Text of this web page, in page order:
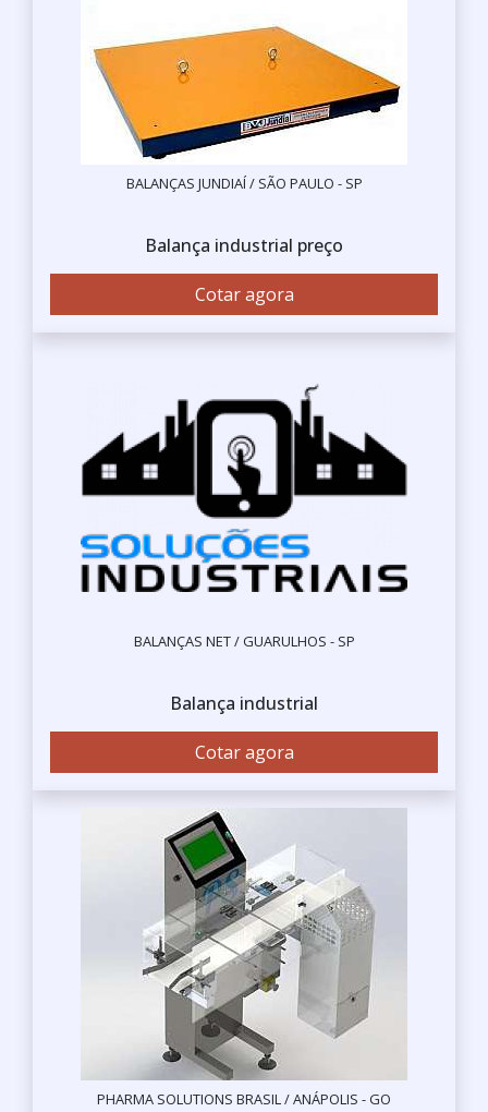
BALANÇAS JUNDIAÍ / SÃO PAULO - SP
Balança industrial preço
Cotar agora
BALANÇAS NET / GUARULHOS - SP
Balança industrial
Cotar agora
PHARMA SOLUTIONS BRASIL / ANÁPOLIS - GO